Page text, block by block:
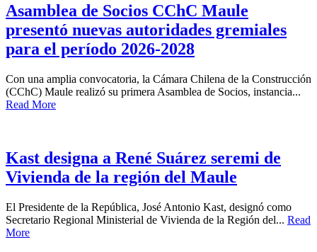
Asamblea de Socios CChC Maule
presentó nuevas autoridades gremiales
para el período 2026-2028
Con una amplia convocatoria, la Cámara Chilena de la Construcción
(CChC) Maule realizó su primera Asamblea de Socios, instancia...
Read More
Kast designa a René Suárez seremi de
Vivienda de la región del Maule
El Presidente de la República, José Antonio Kast, designó como
Secretario Regional Ministerial de Vivienda de la Región del... Read
More